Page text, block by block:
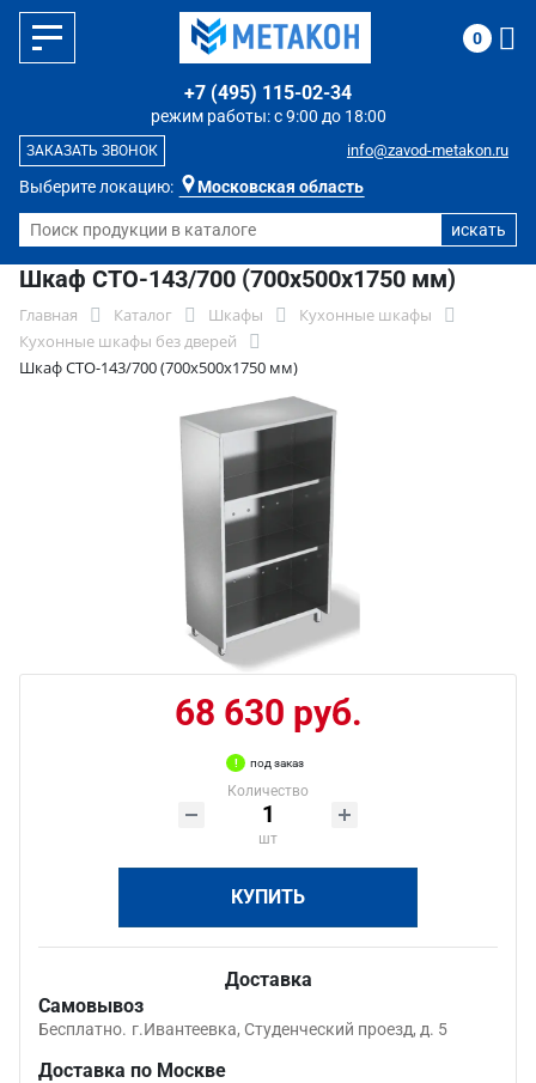
Выберите локацию: Московская область
режим работы: с 9:00 до 18:00
+7 (495) 115-02-34
info@zavod-metakon.ru
ЗАКАЗАТЬ ЗВОНОК
0
Шкаф СТО-143/700 (700x500x1750 мм)
Главная Каталог Шкафы
Кухонные шкафы
Кухонные шкафы без дверей
Шкаф СТО-143/700 (700x500x1750 мм)
68 630 руб.
под заказ
Количество
шт
КУПИТЬ
Доставка
Самовывоз
Бесплатно. г.Ивантеевка, Студенческий проезд, д. 5
Доставка по Москве